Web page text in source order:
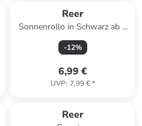
Reer
Sonnenrollo in Schwarz ab 0
Monate
-12%
6,99 €
UVP: 7,99 €*
Reer